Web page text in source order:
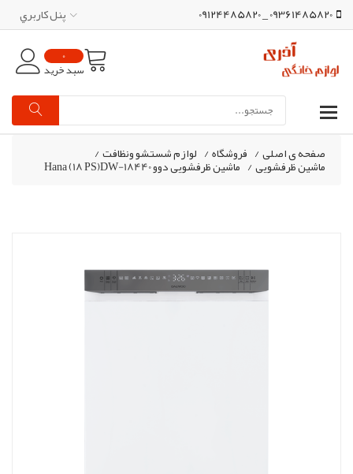
09361485820 _ 09124485820 پنل کاربري
0
سبد خرید
صفحه ی اصلی/ فروشگاه/ لوازم شستشو ونظافت/
ماشین ظرفشویی/ ماشین ظرفشویی دوو Hana (18 PS)DW-18440